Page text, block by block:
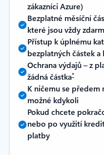
zákazníci Azure)
Bezplatné měsíční
které jsou vždy
Přístup k úplnému
bezplatných částek a
Ochrana výdajů – z
žádná částka*
K ničemu se předem
možné kdykoli
Pokud chcete
nebo po využití
platby